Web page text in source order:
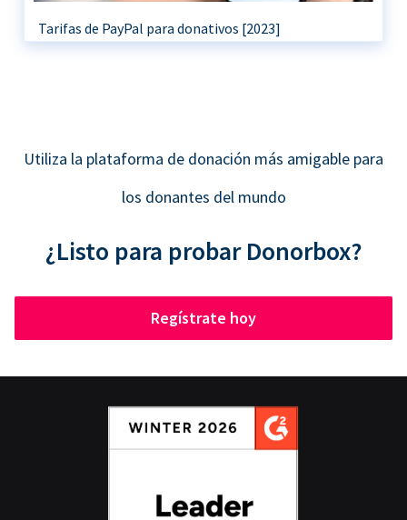
Tarifas de PayPal para donativos [2023]
Utiliza la plataforma de donación más amigable para
los donantes del mundo
¿Listo para probar Donorbox?
Regístrate hoy